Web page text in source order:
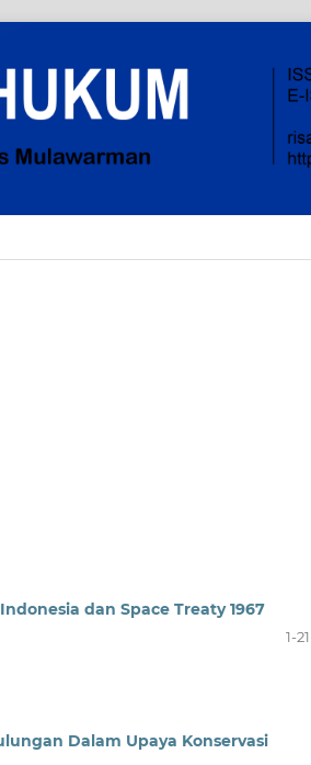
dan Space Treaty 1967
1-21
Dalam Upaya Konservasi